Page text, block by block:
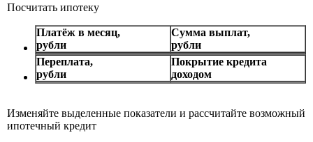
Посчитать ипотеку
Платёж в месяц,
рубли
Сумма выплат,
рубли
Переплата,
рубли
Покрытие кредита
доходом
Изменяйте выделенные показатели и рассчитайте возможный
ипотечный кредит